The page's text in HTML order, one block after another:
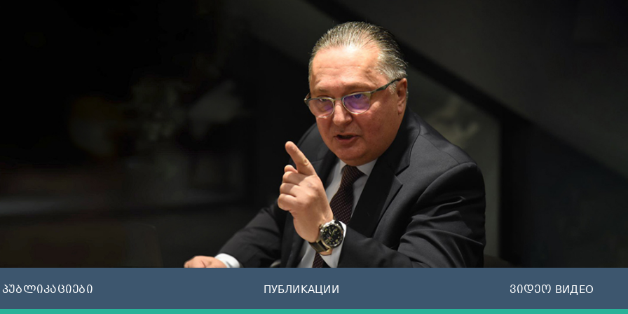
პუბლიკაციები ПУБЛИКАЦИИ ვიდეო ВИДЕО